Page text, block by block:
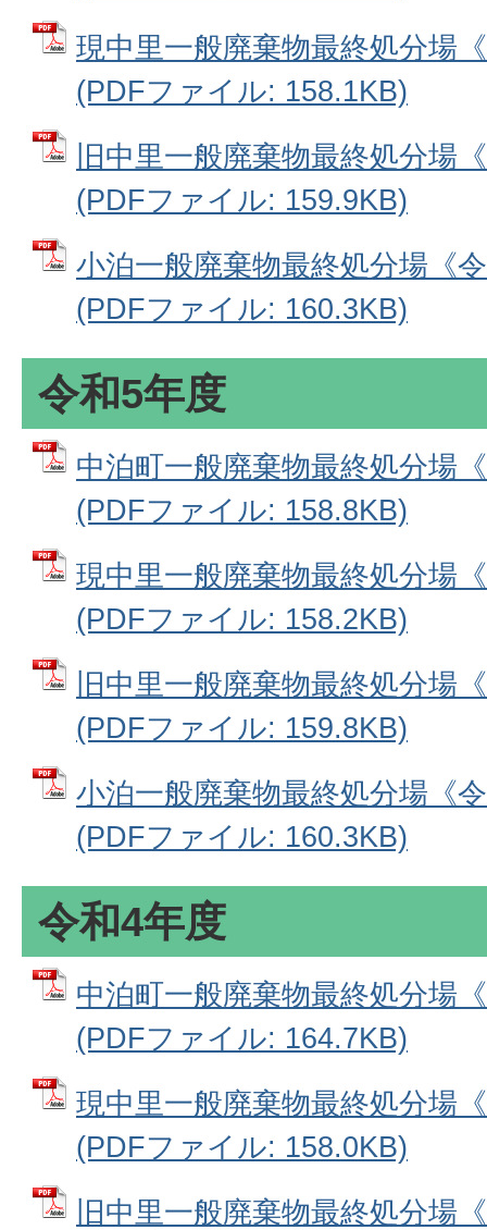
現中里一般廃棄物最終処分場
(PDFファイル: 158.1KB)
旧中里一般廃棄物最終処分場
(PDFファイル: 159.9KB)
小泊一般廃棄物最終処分場《
(PDFファイル: 160.3KB)
令和5年度
中泊町一般廃棄物最終処分場
(PDFファイル: 158.8KB)
現中里一般廃棄物最終処分場
(PDFファイル: 158.2KB)
旧中里一般廃棄物最終処分場
(PDFファイル: 159.8KB)
小泊一般廃棄物最終処分場《
(PDFファイル: 160.3KB)
令和4年度
中泊町一般廃棄物最終処分場
(PDFファイル: 164.7KB)
現中里一般廃棄物最終処分場
(PDFファイル: 158.0KB)
旧中里一般廃棄物最終処分場